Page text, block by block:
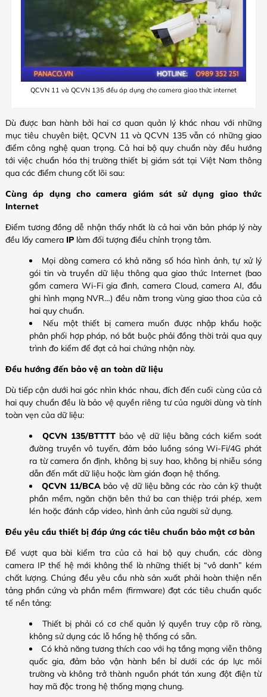
QCVN 11 và QCVN 135 đều áp dụng cho camera giao thức internet
Dù được ban hành bởi hai cơ quan quản lý khác nhau với những
mục tiêu chuyên biệt, QCVN 11 và QCVN 135 vẫn có những giao
điểm công nghệ quan trọng. Cả hai bộ quy chuẩn này đều hướng
tới việc chuẩn hóa thị trường thiết bị giám sát tại Việt Nam thông
qua các điểm chung cốt lõi sau:
Cùng áp dụng cho camera giám sát sử dụng giao thức
Internet
Điểm tương đồng dễ nhận thấy nhất là cả hai văn bản pháp lý này
đều lấy camera IP làm đối tượng điều chỉnh trọng tâm.
Mọi dòng camera có khả năng số hóa hình ảnh, tự xử lý
gói tin và truyền dữ liệu thông qua giao thức Internet (bao
gồm camera Wi-Fi gia đình, camera Cloud, camera AI, đầu
ghi hình mạng NVR…) đều nằm trong vùng giao thoa của cả
hai quy chuẩn.
Nếu một thiết bị camera muốn được nhập khẩu hoặc
phân phối hợp pháp, nó bắt buộc phải đồng thời trải qua quy
trình đo kiểm để đạt cả hai chứng nhận này.
Đều hướng đến bảo vệ an toàn dữ liệu
Dù tiếp cận dưới hai góc nhìn khác nhau, đích đến cuối cùng của cả
hai quy chuẩn đều là bảo vệ quyền riêng tư của người dùng và tính
toàn vẹn của dữ liệu:
QCVN 135/BTTTT bảo vệ dữ liệu bằng cách kiểm soát
đường truyền vô tuyến, đảm bảo luồng sóng Wi-Fi/4G phát
ra từ camera ổn định, không bị suy hao, không bị nhiễu sóng
dẫn đến mất dữ liệu hoặc làm gián đoạn hệ thống.
QCVN 11/BCAbảo vệ dữ liệu bằng các rào cản kỹ thuật
phần mềm, ngăn chặn bên thứ ba can thiệp trái phép, xem
lén hoặc đánh cắp video, hình ảnh của người sử dụng.
Đều yêu cầu thiết bị đáp ứng các tiêu chuẩn bảo mật cơ bản
Để vượt qua bài kiểm tra của cả hai bộ quy chuẩn, các dòng
camera IP thế hệ mới không thể là những thiết bị “vô danh” kém
chất lượng. Chúng đều yêu cầu nhà sản xuất phải hoàn thiện nền
tảng phần cứng và phần mềm (firmware) đạt các tiêu chuẩn quốc
tế nền tảng:
Thiết bị phải có cơ chế quản lý quyền truy cập rõ ràng,
không sử dụng các lỗ hổng hệ thống có sẵn.
Có khả năng tương thích cao với hạ tầng mạng viễn thông
quốc gia, đảm bảo vận hành bền bỉ dưới các áp lực môi
trường và không trở thành nguồn phát tán xung đột điện từ
hay mã độc trong hệ thống mạng chung.